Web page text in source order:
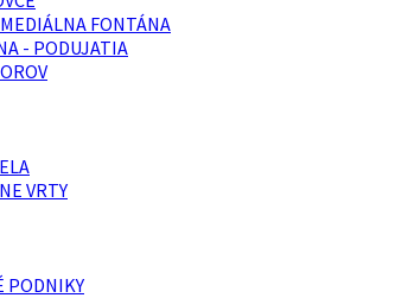
FONTÁNA
- PODUJATIA
VRTY
PODNIKY